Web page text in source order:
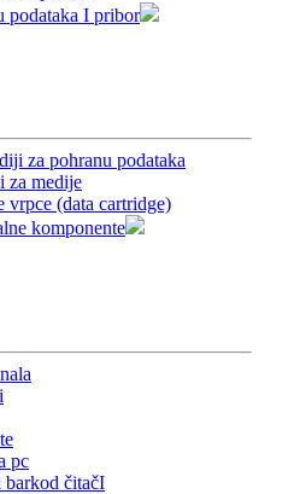
podataka I pribor
za pohranu podataka
za medije
vrpce (data cartridge)
komponente
pc
barkod čitačI